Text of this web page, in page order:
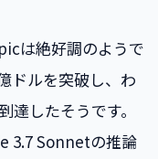
は絶好調のようで
ドルを突破し、わ
したそうです。
3.7 Sonnetの推論